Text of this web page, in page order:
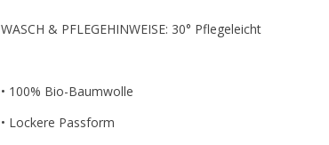
WASCH & PFLEGEHINWEISE: 30° Pflegeleicht
• 100% Bio-Baumwolle
• Lockere Passform